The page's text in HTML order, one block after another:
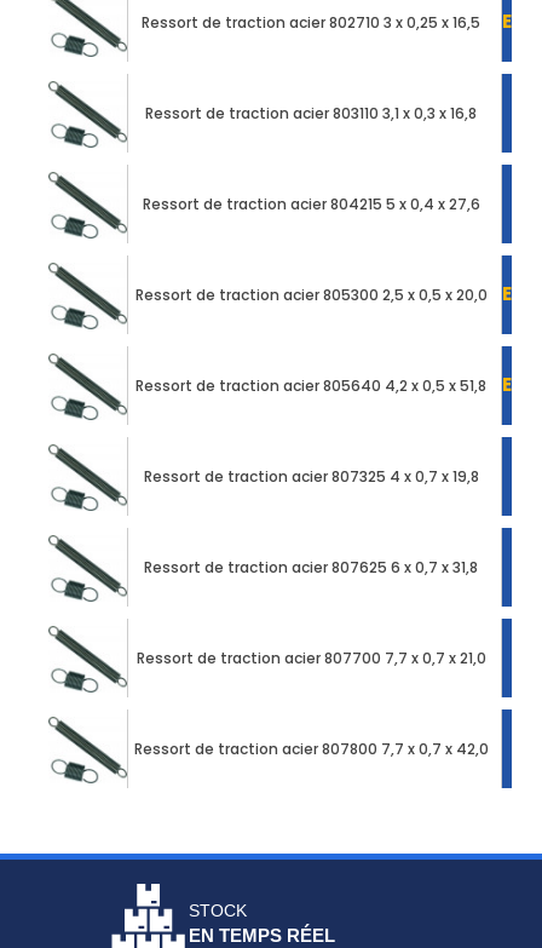
Ressort de traction acier 802710 3 x 0,25 x 16,5 EN
Ressort de traction acier 803110 3,1 x 0,3 x 16,8
Ressort de traction acier 804215 5 x 0,4 x 27,6
Ressort de traction acier 805300 2,5 x 0,5 x 20,0 EN
Ressort de traction acier 805640 4,2 x 0,5 x 51,8 EN
Ressort de traction acier 807325 4 x 0,7 x 19,8
Ressort de traction acier 807625 6 x 0,7 x 31,8
Ressort de traction acier 807700 7,7 x 0,7 x 21,0
Ressort de traction acier 807800 7,7 x 0,7 x 42,0
STOCK
EN TEMPS RÉEL